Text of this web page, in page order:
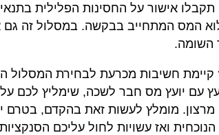
אישור על החסינות הפלילית
המס המתחייב בבקשה. במסלול זה גם
השומה.
קיימת חשיבות מכרעת לבחירת המסלול
עם יועץ מס חבר לשכה, שימליץ לכם
מרצון. מומלץ לעשות זאת בהקדם, בטרם
ואז עשויות לחול עליכם